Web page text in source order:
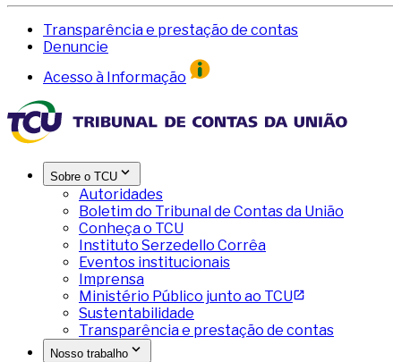
Transparência e prestação de contas
Denuncie
Acesso à Informação
Sobre o TCU
Autoridades
Boletim do Tribunal de Contas da União
Conheça o TCU
Instituto Serzedello Corrêa
Eventos institucionais
Imprensa
Ministério Público junto ao TCU
Sustentabilidade
Transparência e prestação de contas
Nosso trabalho